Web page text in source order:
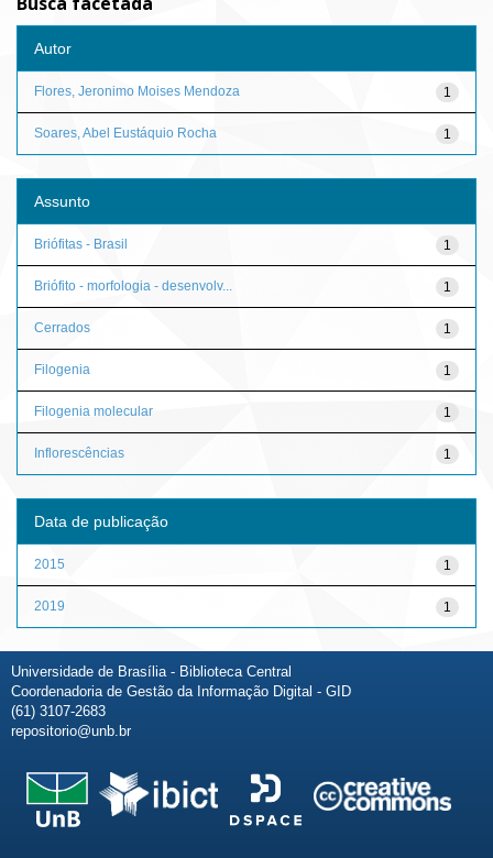
Autor
1
Flores, Jeronimo Moises Mendoza
1
Soares, Abel Eustáquio Rocha
Assunto
1
Briófitas - Brasil
1
Briófito - morfologia - desenvolv...
1
Cerrados
1
Filogenia
1
Filogenia molecular
1
Inflorescências
Data de publicação
1
2015
1
2019
Universidade de Brasília - Biblioteca Central
Coordenadoria de Gestão da Informação Digital - GID
(61) 3107-2683
repositorio@unb.br